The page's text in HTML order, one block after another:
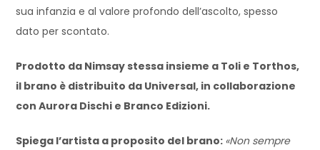
sua infanzia e al valore profondo dell’ascolto, spesso
dato per scontato.
Prodotto da Nimsay stessa insieme a Toli e Torthos,
il brano è distribuito da Universal, in collaborazione
con Aurora Dischi e Branco Edizioni.
Spiega l’artista a proposito del brano: «Non sempre